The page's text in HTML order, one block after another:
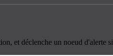
et déclenche un noeud d'alerte